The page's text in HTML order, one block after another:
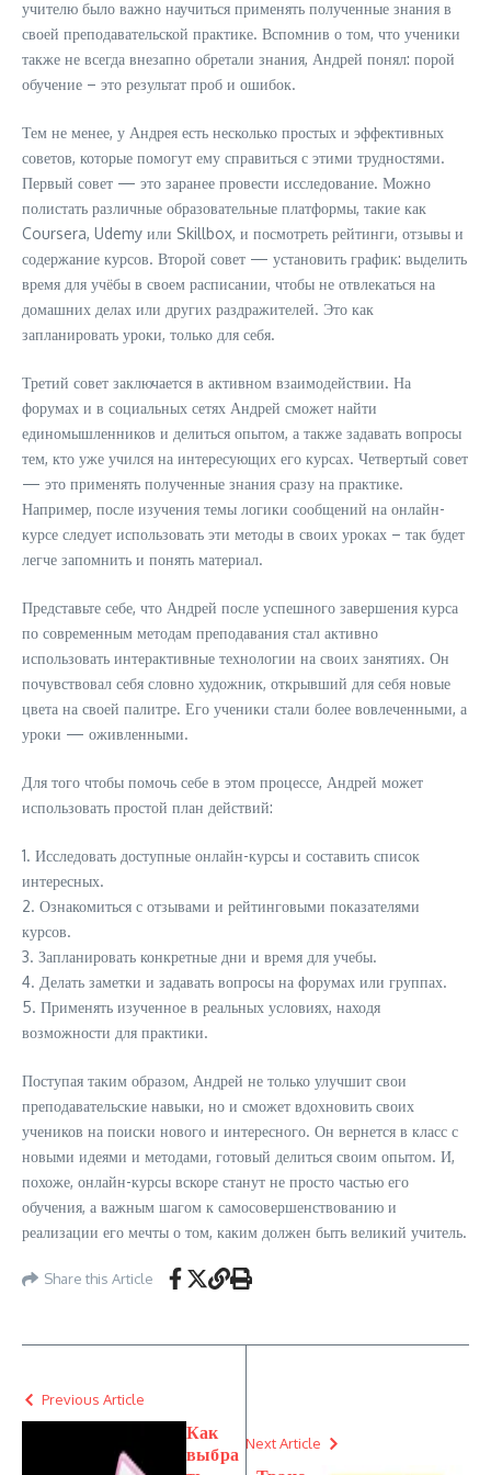
учителю было важно научиться применять полученные знания в
своей преподавательской практике. Вспомнив о том, что ученики
также не всегда внезапно обретали знания, Андрей понял: порой
обучение – это результат проб и ошибок.
Тем не менее, у Андрея есть несколько простых и эффективных
советов, которые помогут ему справиться с этими трудностями.
Первый совет — это заранее провести исследование. Можно
полистать различные образовательные платформы, такие как
Coursera, Udemy или Skillbox, и посмотреть рейтинги, отзывы и
содержание курсов. Второй совет — установить график: выделить
время для учёбы в своем расписании, чтобы не отвлекаться на
домашних делах или других раздражителей. Это как
запланировать уроки, только для себя.
Третий совет заключается в активном взаимодействии. На
форумах и в социальных сетях Андрей сможет найти
единомышленников и делиться опытом, а также задавать вопросы
тем, кто уже учился на интересующих его курсах. Четвертый совет
— это применять полученные знания сразу на практике.
Например, после изучения темы логики сообщений на онлайн-
курсе следует использовать эти методы в своих уроках – так будет
легче запомнить и понять материал.
Представьте себе, что Андрей после успешного завершения курса
по современным методам преподавания стал активно
использовать интерактивные технологии на своих занятиях. Он
почувствовал себя словно художник, открывший для себя новые
цвета на своей палитре. Его ученики стали более вовлеченными, а
уроки — оживленными.
Для того чтобы помочь себе в этом процессе, Андрей может
использовать простой план действий:
1. Исследовать доступные онлайн-курсы и составить список
интересных.
2. Ознакомиться с отзывами и рейтинговыми показателями
курсов.
3. Запланировать конкретные дни и время для учебы.
4. Делать заметки и задавать вопросы на форумах или группах.
5. Применять изученное в реальных условиях, находя
возможности для практики.
Поступая таким образом, Андрей не только улучшит свои
преподавательские навыки, но и сможет вдохновить своих
учеников на поиски нового и интересного. Он вернется в класс с
новыми идеями и методами, готовый делиться своим опытом. И,
похоже, онлайн-курсы вскоре станут не просто частью его
обучения, а важным шагом к самосовершенствованию и
реализации его мечты о том, каким должен быть великий учитель.
Share this Article
Previous Article
Как
выбра Next Article